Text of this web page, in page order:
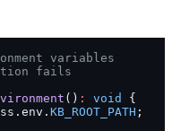
variables
fails
() : void
{
KB_ROOT_PATH ;